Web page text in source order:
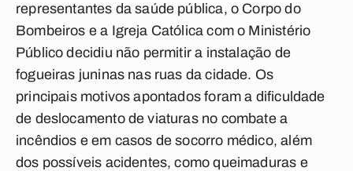
representantes da saúde pública, o Corpo do
Bombeiros e a Igreja Católica com o Ministério
Público decidiu não permitir a instalação de
fogueiras juninas nas ruas da cidade. Os
principais motivos apontados foram a dificuldade
de deslocamento de viaturas no combate a
incêndios e em casos de socorro médico, além
dos possíveis acidentes, como queimaduras e